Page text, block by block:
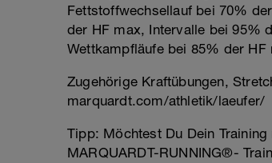
Fettstoffwechsellauf bei 70%
der HF max, Intervalle bei 95%
Wettkampfläufe bei 85% der HF
Zugehörige Kraftübungen,
marquardt.com/athletik/laeufer/
Tipp: Möchtest Du Dein
MARQUARDT-RUNNING®-